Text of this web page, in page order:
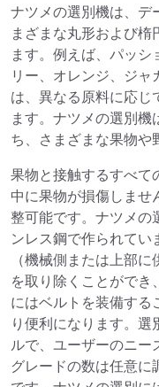
ナツメの選別機は、デ
まざまな丸形および
ます。例えば、パッ
リー、オレンジ、ジ
は、異なる原料に応じ
ます。ナツメの選別
ち、さまざまな果物や
果物と接触するすべて
中に果物が損傷しませ
整可能です。ナツメの
ンレス鋼で作られてい
（機械側または上部
を取り除くことがで
にはベルトを装備する
り便利になります。選
ルで、ユーザーのニー
グレードの数は任意